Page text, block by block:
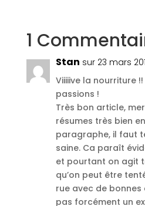
1
Stan sur 23 mars
Viiiiive la nourriture !!
passions !
Très bon article,
résumes très bien
paragraphe, il faut
saine. Ca paraît
et pourtant on agit
qu’on peut être
rue avec de bonnes
pas forcément un